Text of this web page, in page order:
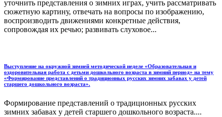
уточнить представления о зимних играх, учить рассматривать
сюжетную картину, отвечать на вопросы по изображению,
воспроизводить движениями конкретные действия,
сопровождая их речью; развивать слуховое...
Выступление на окружной зимней методической неделе «Образовательная и
оздоровительная работа с детьми дошкольного возраста в зимний период» на тему
«Формирование представлений о традиционных русских зимних забавах у детей
старшего дошкольного возраста».
Формирование представлений о традиционных русских
зимних забавах у детей старшего дошкольного возраста....